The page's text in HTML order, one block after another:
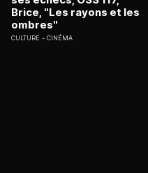
Brice, "Les rayons et les
ombres"
CULTURE CINÉMA